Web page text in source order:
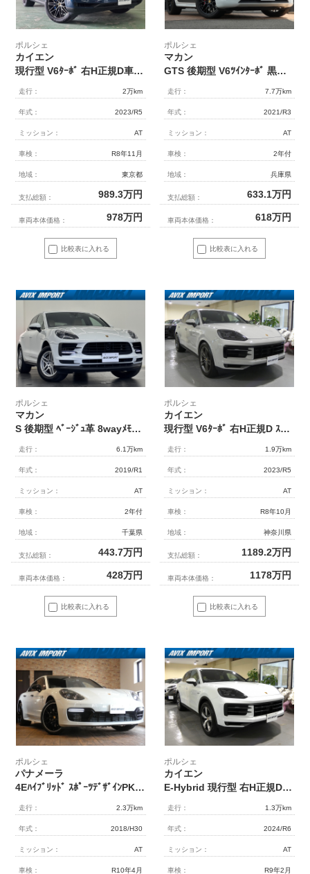
比較表に入れる
ポルシェ
カイエン
現行型 V6ﾀｰﾎﾞ 右H正規D車 ﾊﾟﾉﾗﾐｯｸR ｱﾙﾐﾆｳﾑｲﾝﾃﾘｱ 黒革 全席Sﾋｰﾀｰ 4ｿﾞｰﾝAC PCMﾅﾋﾞ(12.3ｲﾝﾁ) 16.8ｲﾝﾁﾒｰﾀｰD＆ﾊﾟｯｾﾝｼﾞｬｰD BOSE 全周C＆PAS ACC＆LCA&LKA ﾏﾄﾘLED ｿﾌﾄｸﾛｰｽﾞD ｽﾎﾟｰﾂﾃｰﾙﾊﾟｲﾌﾟ PASM付ｴｱｻｽ 青ｷｬﾘﾊﾟｰ 純正21AW
走行： 2万km
年式： 2023/R5
ミッション： AT
車検： R8年11月
地域： 東京都
支払総額： 989.3万円
車両本体価格： 978万円
比較表に入れる
ポルシェ
マカン
GTS 後期型 V6ﾂｲﾝﾀｰﾎﾞ 黒革 ﾊﾟﾉﾗﾏSR ｽﾎﾟｰﾂｸﾛﾉPKG ｽﾎﾟｰﾂｴｸﾞｿﾞｰｽﾄ LEDﾍｯﾄﾞﾗｲﾄ PASM ACC 8WAY LCA LDW PCMﾅﾋﾞ 360°ｶﾒﾗ 電動Rｹﾞｰﾄ 純正20AW ﾚｯﾄﾞｷｬﾘﾊﾟｰ 禁煙 正規D車
走行： 7.7万km
年式： 2021/R3
ミッション： AT
車検： 2年付
地域： 兵庫県
支払総額： 633.1万円
車両本体価格： 618万円
比較表に入れる
ポルシェ
マカン
S 後期型 ﾍﾞｰｼﾞｭ革 8wayﾒﾓﾘｰ付ﾊﾟﾜｰｼｰﾄ 前後ｼｰﾄﾋｰﾀｰ&前ﾍﾞﾝﾁﾚｰｼｮﾝ PCMﾅﾋﾞ(10.9ｲﾝﾁ) ｻﾗｳﾝﾄﾞﾋﾞｭｰｶﾒﾗ＆PAS ACC＆LCA＆LKA LEDﾍｯﾄﾞﾗｲﾄ 電動Rｹﾞｰﾄ 純正18ｲﾝﾁAW 禁煙
走行： 6.1万km
年式： 2019/R1
ミッション： AT
車検： 2年付
地域： 千葉県
支払総額： 443.7万円
車両本体価格： 428万円
比較表に入れる
ポルシェ
カイエン
現行型 V6ﾀｰﾎﾞ 右H正規D ｽﾎﾟｰﾂｸﾛﾉPKG ﾊﾟﾉﾗﾐｯｸR 黒革 14Wayﾊﾟﾜｰｼｰﾄ ｼｰﾄﾋｰﾀｰ&ﾍﾞﾝﾁﾚｰｼｮﾝ PCMﾅﾋﾞ(12.3ｲﾝﾁ) 16.8ｲﾝﾁﾒｰﾀｰD BOSE ｱﾝﾋﾞｴﾝﾄﾗｲﾄ 全周C＆PAS ACC＆LCA&LKA LEDﾏﾄﾘ PASMｴｱｻｽ 純正21AW 禁煙 1ｵｰﾅｰ 新車保証
走行： 1.9万km
年式： 2023/R5
ミッション： AT
車検： R8年10月
地域： 神奈川県
支払総額： 1189.2万円
車両本体価格： 1178万円
ポルシェ
パナメーラ
4Eﾊｲﾌﾞﾘｯﾄﾞ ｽﾎﾟｰﾂﾃﾞｻﾞｲﾝPKG ｽﾎﾟｰﾂｸﾛﾉPKG ﾊﾟﾉﾗﾏSR 黒革 ﾅﾋﾞ 全周囲 AppleCarPlay LKA ｴｱｻｽ ｱﾝﾋﾞｴﾝﾄ 4ｿﾞｰﾝAC PCｸﾚｽﾄ ｽﾎﾟｴｸﾞ Pｼｰﾄﾒﾓﾘｰ付 前席ｼｰﾄﾋｰﾀｰ PDLS⁺ﾏﾄﾘｸｽLED RSｽﾊﾟｲﾀﾞｰ21AW
走行： 2.3万km
年式： 2018/H30
ミッション： AT
車検： R10年4月
ポルシェ
カイエン
E-Hybrid 現行型 右H正規D ｽﾎﾟｰﾂｸﾛﾉPKG ﾊﾟﾉﾗﾐｯｸR ﾌﾞﾗｯｸ/ﾎﾞﾙﾄﾞｰﾚｯﾄﾞﾂｰﾄﾝ革 ｼｰﾄﾋｰﾀｰ PCMﾅﾋﾞ(12.3ｲﾝﾁ) 16.8ｲﾝﾁﾒｰﾀｰD ｱﾝﾋﾞｴﾝﾄﾗｲﾄ 全周C＆PAS ACC＆LCA&LKA LEDﾏﾄﾘ ｺﾝﾌｫｰﾄA PASM 純正20AW 禁煙 新車保証
走行： 1.3万km
年式： 2024/R6
ミッション： AT
車検： R9年2月